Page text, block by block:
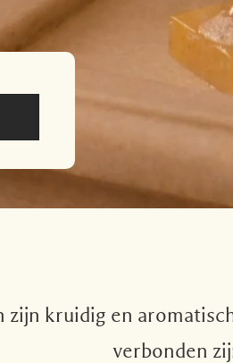
kruidig en
verbonden